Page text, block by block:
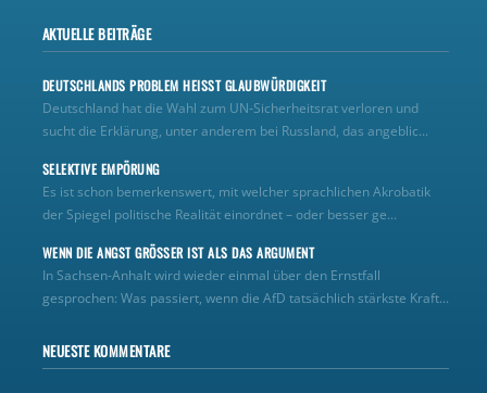
AKTUELLE BEITRÄGE
DEUTSCHLANDS PROBLEM HEISST GLAUBWÜRDIGKEIT
Deutschland hat die Wahl zum UN‑Sicherheitsrat verloren und
sucht die Erklärung, unter anderem bei Russland, das angeblic...
SELEKTIVE EMPÖRUNG
Es ist schon bemerkenswert, mit welcher sprachlichen Akrobatik
der Spiegel politische Realität einordnet – oder besser ge...
WENN DIE ANGST GRÖSSER IST ALS DAS ARGUMENT
In Sachsen-Anhalt wird wieder einmal über den Ernstfall
gesprochen: Was passiert, wenn die AfD tatsächlich stärkste Kraft...
NEUESTE KOMMENTARE